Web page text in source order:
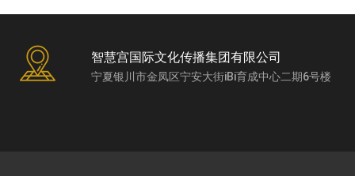
智慧宫国际文化传播集团有限公司
宁夏银川市金凤区宁安大街iBi育成中心二期6号楼